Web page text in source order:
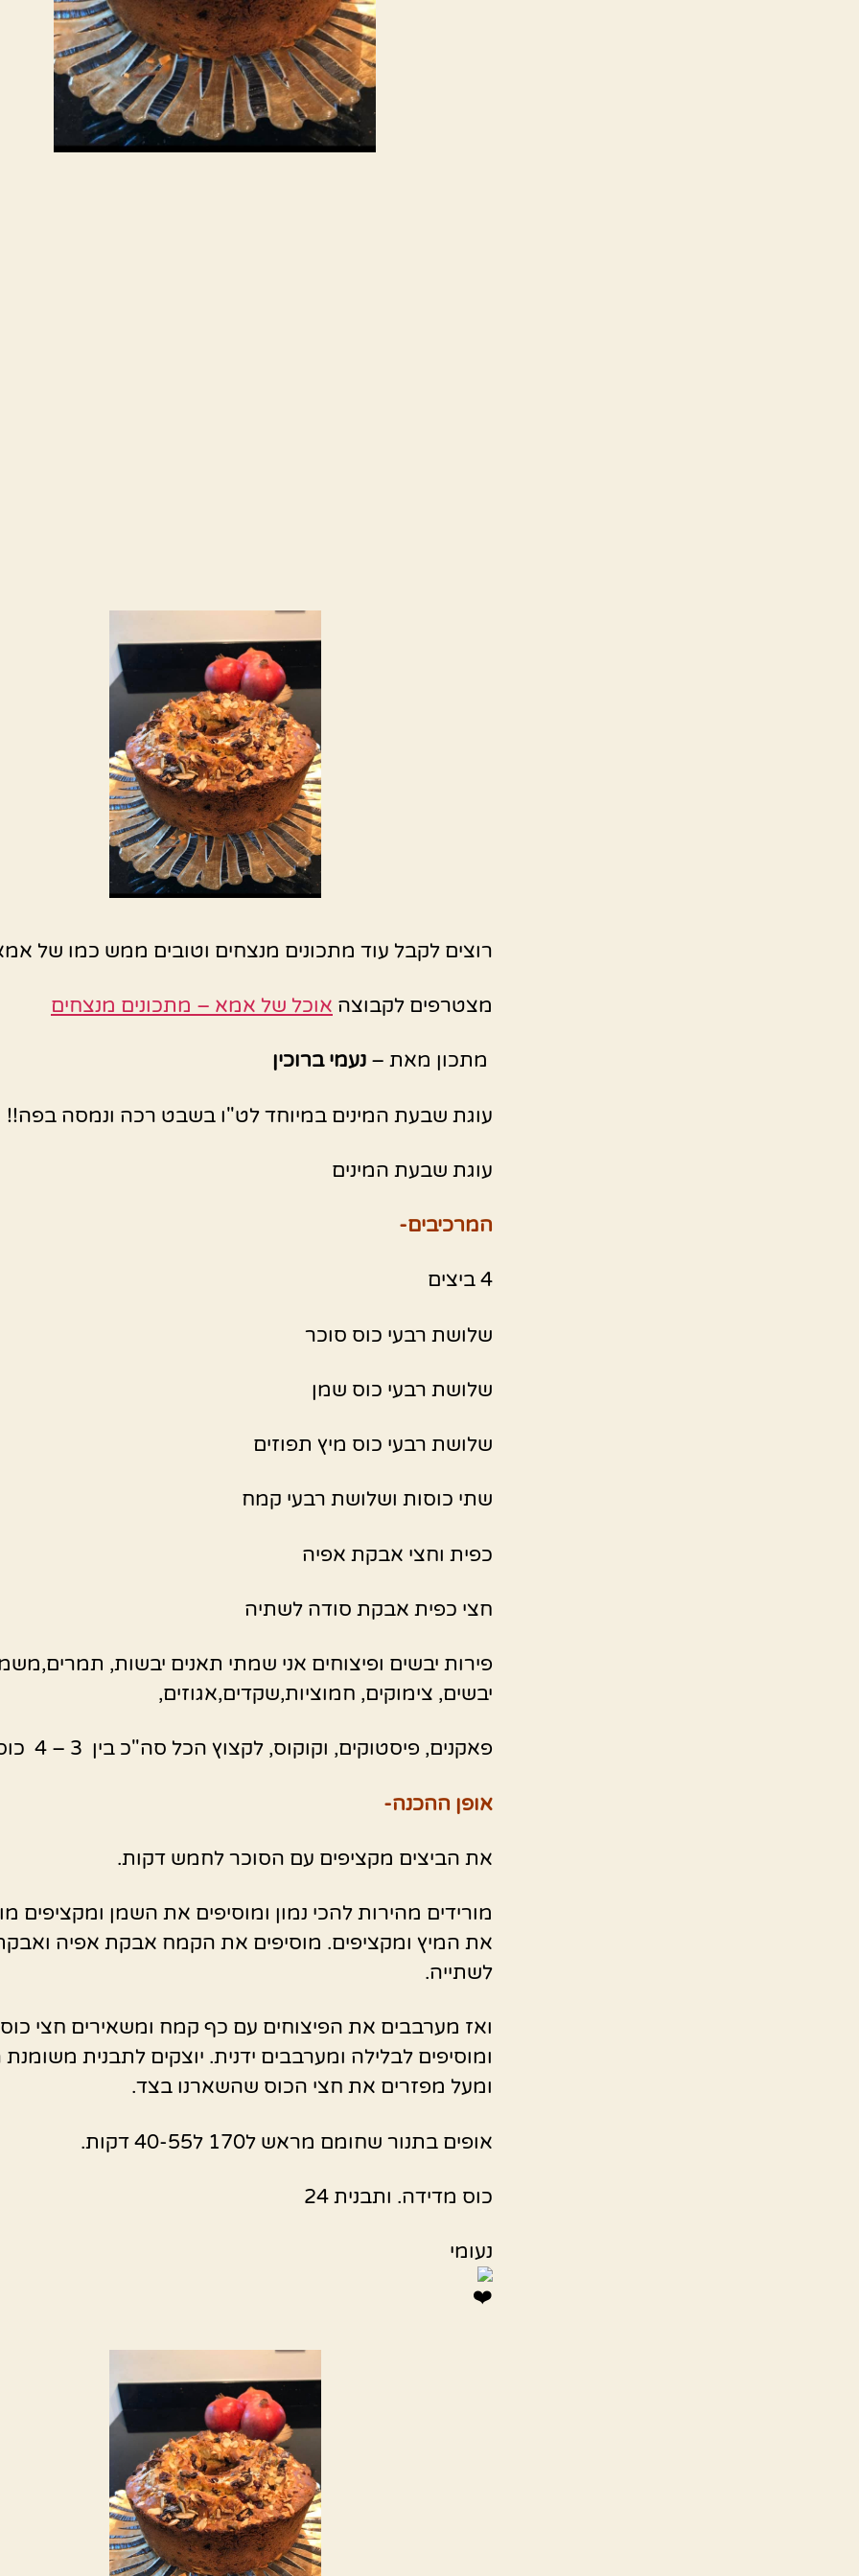
רוצים לקבל עוד מתכונים מנצחים וטובים ממש כמו של
מצטרפים לקבוצה אוכל של אמא – מתכונים מנצחים
מתכון מאת – נעמי ברוכין
עוגת שבעת המינים במיוחד לט"ו בשבט רכה ונמסה בפה!!
עוגת שבעת המינים
המרכיבים-
4 ביצים
שלושת רבעי כוס סוכר
שלושת רבעי כוס שמן
שלושת רבעי כוס מיץ תפוזים
שתי כוסות ושלושת רבעי קמח
כפית וחצי אבקת אפיה
חצי כפית אבקת סודה לשתיה
פירות יבשים ופיצוחים אני שמתי תאנים יבשות,
יבשים, צימוקים, חמוציות,שקדים,אגוזים,
פאקנים, פיסטוקים, וקוקוס, לקצוץ הכל סה"כ בין 3 – 4 כוסות.
אופן ההכנה-
את הביצים מקציפים עם הסוכר לחמש דקות.
מורידים מהירות להכי נמון ומוסיפים את השמן ומקציפים
את המיץ ומקציפים. מוסיפים את הקמח אבקת אפיה
לשתייה.
ואז מערבבים את הפיצוחים עם כף קמח ומשאירים חצי
ומוסיפים לבלילה ומערבבים ידנית. יוצקים לתבנית
ומעל מפזרים את חצי הכוס שהשארנו בצד.
אופים בתנור שחומם מראש ל170 ל40-55 דקות.
כוס מדידה. ותבנית 24
נעומי